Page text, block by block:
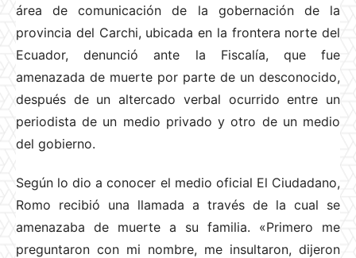
área de comunicación de la gobernación de la
provincia del Carchi, ubicada en la frontera norte del
Ecuador, denunció ante la Fiscalía, que fue
amenazada de muerte por parte de un desconocido,
después de un altercado verbal ocurrido entre un
periodista de un medio privado y otro de un medio
del gobierno.
Según lo dio a conocer el medio oficial El Ciudadano,
Romo recibió una llamada a través de la cual se
amenazaba de muerte a su familia. «Primero me
preguntaron con mi nombre, me insultaron, dijeron